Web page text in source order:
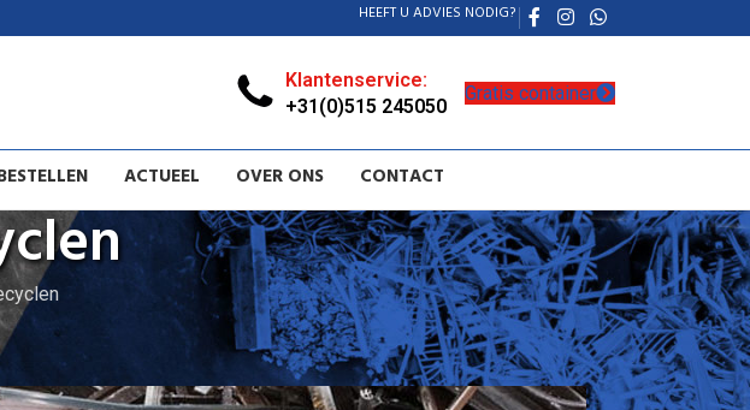
HEEFT U ADVIES NODIG?
Klantenservice:
+31(0)515 245050
Gratis container
ACTUEEL OVER ONS CONTACT